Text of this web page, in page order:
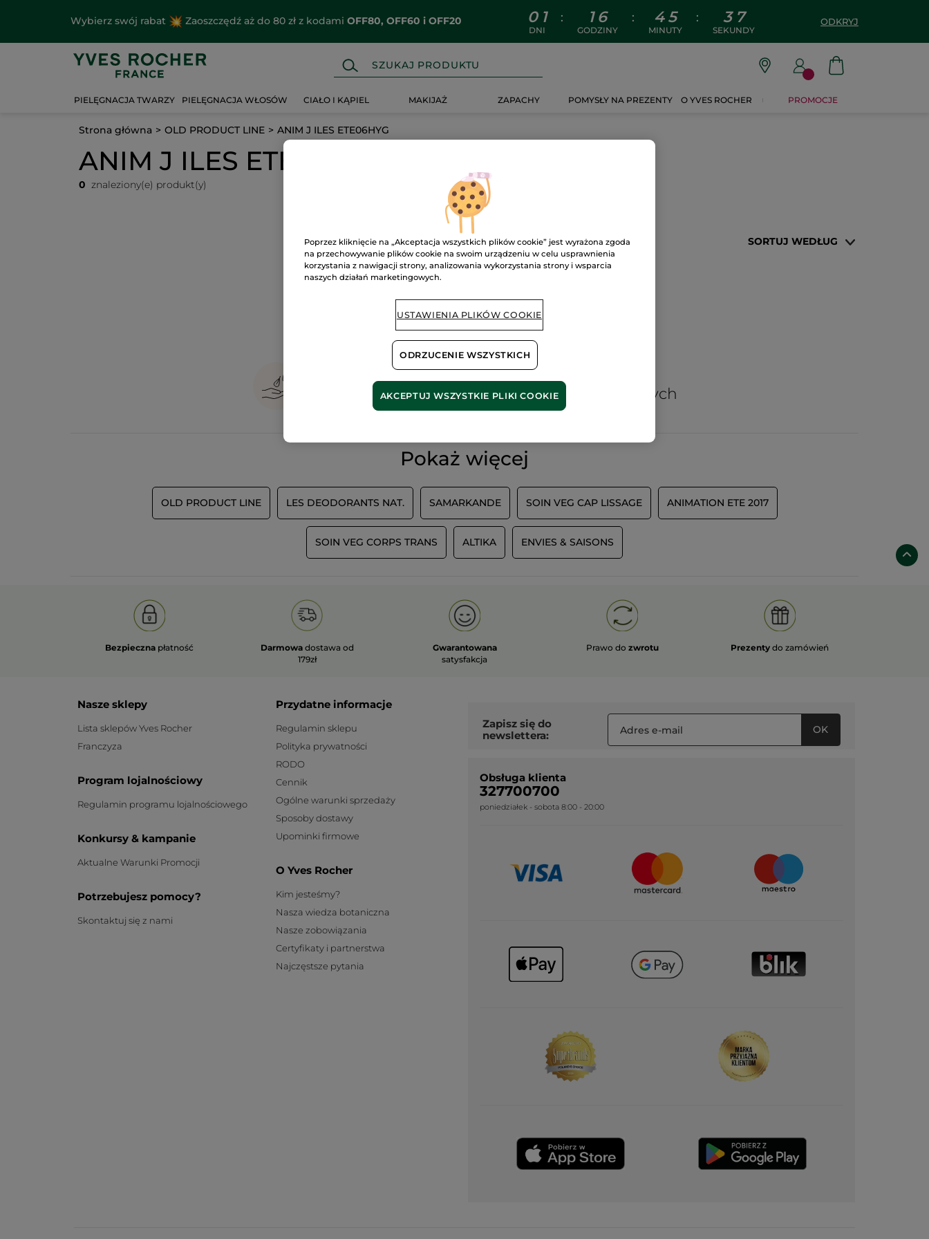
Wybierz swój rabat Zaoszczędź aż do 80 zł z kodami OFF80, OFF60 i OFF20 0 1
DNI
: 1 6
GODZINY
: 4 5
MINUTY
: 3 7
SEKUNDY
ODKRYJ
PIELĘGNACJA TWARZY PIELĘGNACJA WŁOSÓW CIAŁO I KĄPIEL MAKIJAŻ ZAPACHY POMYSŁY NA PREZENTY O YVES ROCHER PROMOCJE
Strona główna OLD PRODUCT LINE ANIM J ILES ETE06HYG
ANIM J ILES ETE06HYG
0 znaleziony(e) produkt(y)
SORTUJ WEDŁUG
ekstrakty
60 hektarów
pól organicznych
Pokaż więcej
OLD PRODUCT LINE LES DEODORANTS NAT. SAMARKANDE SOIN VEG CAP LISSAGE ANIMATION ETE 2017
SOIN VEG CORPS TRANS ALTIKA ENVIES & SAISONS
Bezpieczna płatność Darmowa dostawa od
179zł
Gwarantowana
satysfakcja
Prawo do zwrotu Prezenty do zamówień
Nasze sklepy
Lista sklepów Yves Rocher
Franczyza
Program lojalnościowy
Regulamin programu lojalnościowego
Konkursy & kampanie
Aktualne Warunki Promocji
Potrzebujesz pomocy?
Skontaktuj się z nami
Przydatne informacje
Regulamin sklepu
Polityka prywatności
RODO
Cennik
Ogólne warunki sprzedaży
Sposoby dostawy
Upominki firmowe
O Yves Rocher
Kim jesteśmy?
Nasza wiedza botaniczna
Nasze zobowiązania
Certyfikaty i partnerstwa
Najczęstsze pytania
Zapisz się do
newslettera:
OK
Obsługa klienta
327700700
poniedziałek - sobota 8:00 - 20:00
Poprzez kliknięcie na „Akceptacja wszystkich plików cookie” jest wyrażona zgoda
na przechowywanie plików cookie na swoim urządzeniu w celu usprawnienia
korzystania z nawigacji strony, analizowania wykorzystania strony i wsparcia
naszych działań marketingowych.
USTAWIENIA PLIKÓW COOKIE
ODRZUCENIE WSZYSTKICH
AKCEPTUJ WSZYSTKIE PLIKI COOKIE